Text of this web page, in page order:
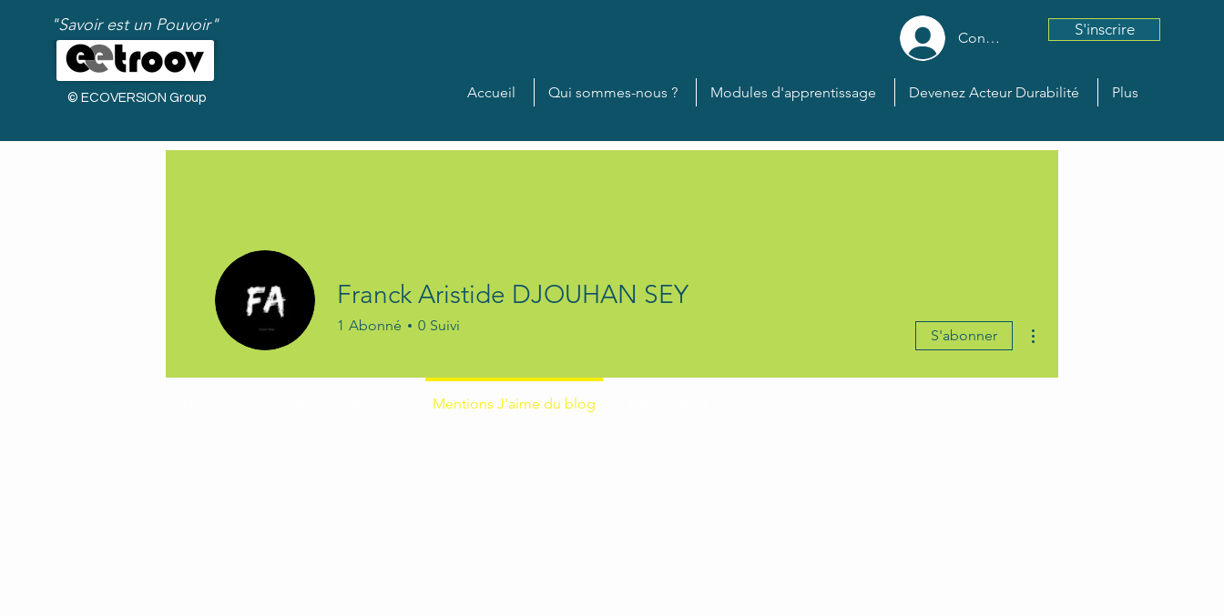
"Savoir est un Pouvoir"
© ECOVERSION Group
Connexion S'inscrire
Accueil Qui sommes-nous ? Modules d'apprentissage Devenez Acteur Durabilité Plus
Franck Aristide DJOUHAN SEY
1 Abonné 0 Suivi
S'abonner
Mentions J'aime du blog